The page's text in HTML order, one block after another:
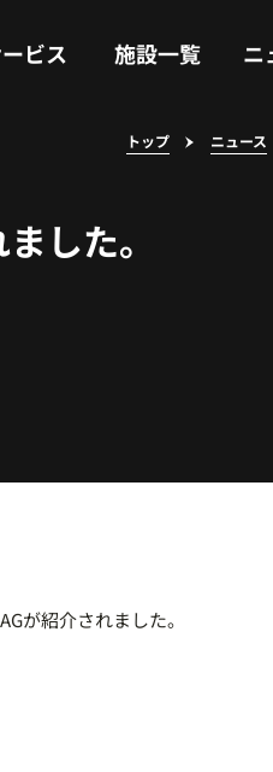
ビス 施設一覧 ニ
トップ ニュース
した。
が紹介されました。